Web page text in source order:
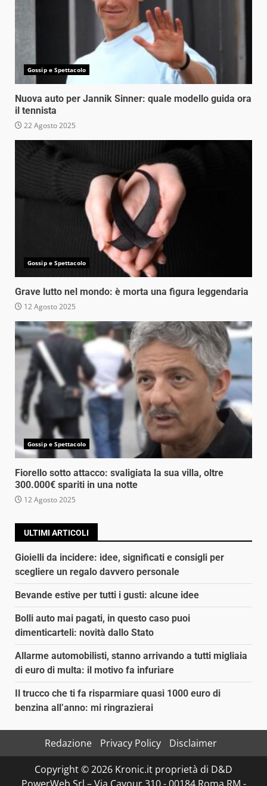
Gossip e Spettacolo
Nuova auto per Jannik Sinner: quale modello guida ora
il tennista
22 Agosto 2025
Gossip e Spettacolo
Grave lutto nel mondo: è morta una figura leggendaria
12 Agosto 2025
Gossip e Spettacolo
Fiorello sotto attacco: svaligiata la sua villa, oltre
300.000€ spariti in una notte
12 Agosto 2025
ULTIMI ARTICOLI
Gioielli da incidere: idee, significati e consigli per
scegliere un regalo davvero personale
Bevande estive per tutti i gusti: alcune idee
Bolli auto mai pagati, in questo caso puoi
dimenticarteli: novità dallo Stato
Allarme automobilisti, stanno arrivando a tutti migliaia
di euro di multa: il motivo fa infuriare
Il trucco che ti fa risparmiare quasi 1000 euro di
benzina all’anno: mi ringrazierai
Redazione Privacy Policy
Disclaimer
Copyright © 2026 Kronic.it proprietà di D&D